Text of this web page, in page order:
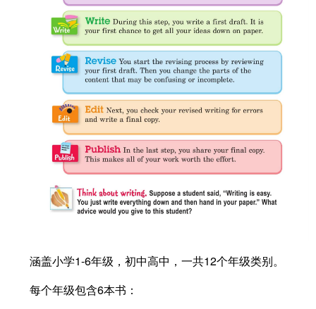
涵盖小学1-6年级，初中高中，一共12个年级类别。
每个年级包含6本书：